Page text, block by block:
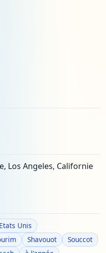
Los Angeles, Californie
Etats Unis
Shavouot
Souccot